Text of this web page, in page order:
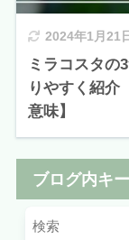
2024年1月21
ミラコスタの
りやすく紹介
意味】
ブログ内キ